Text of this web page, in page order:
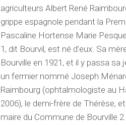
agriculteurs Albert René
grippe espagnole pendant la
Pascaline Hortense Marie
1, dit Bourvil, est né d’eux. Sa
Bourville en 1921, et il y passa
un fermier nommé Joseph
Raimbourg (ophtalmologiste au
2006), le demi-frère de Thérèse,
maire du Commune de Bourville 2.